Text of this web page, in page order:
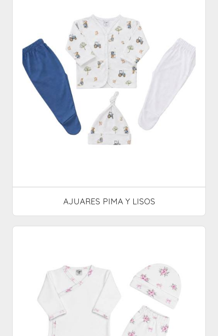
AJUARES PIMA Y LISOS